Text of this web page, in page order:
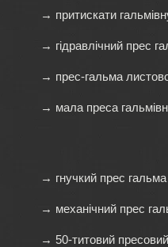
→ притискати
→ гідравлічний прес
→ прес-гальма
→ мала преса
→ гнучкий прес гальма
→ механічний прес
→ 50-титовий